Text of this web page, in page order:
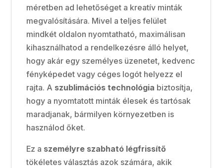
méretben ad lehetőséget a kreatív minták
megvalósítására. Mivel a teljes felület
mindkét oldalon nyomtatható, maximálisan
kihasználhatod a rendelkezésre álló helyet,
hogy akár egy személyes üzenetet, kedvenc
fényképedet vagy céges logót helyezz el
rajta. A szublimációs technológia biztosítja,
hogy a nyomtatott minták élesek és tartósak
maradjanak, bármilyen környezetben is
használod őket.
Ez a személyre szabható légfrissítő
tökéletes választás azok számára, akik